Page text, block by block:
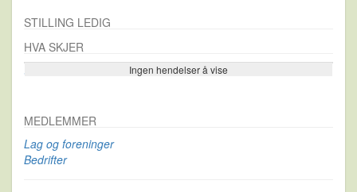
STILLING LEDIG
HVA SKJER
Ingen hendelser å vise
Se flere…
MEDLEMMER
Lag og foreninger
Bedrifter